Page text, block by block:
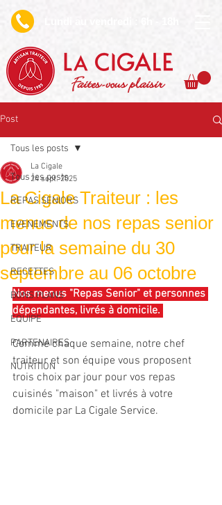
Faites-vous plaisir
Post
Tous les posts
REPAS SENIORS
EVENEMENTS
TRAITEUR
RECETTES
BONS PLANS
EQUIPE
PARTENAIRES
NUTRITION
Tous les posts
La Cigale Traiteur : les
menus de nos repas senior
pour la semaine du 30
septembre au 06 octobre
La Cigale
24 sept. 2025
Nos menus "Repas Senior" et personnes
dépendantes, livrés à domicile.
Comme chaque semaine, notre chef
traiteur et son équipe vous proposent
trois choix par jour pour vos repas
cuisinés "maison" et livrés à votre
domicile par La Cigale Service.